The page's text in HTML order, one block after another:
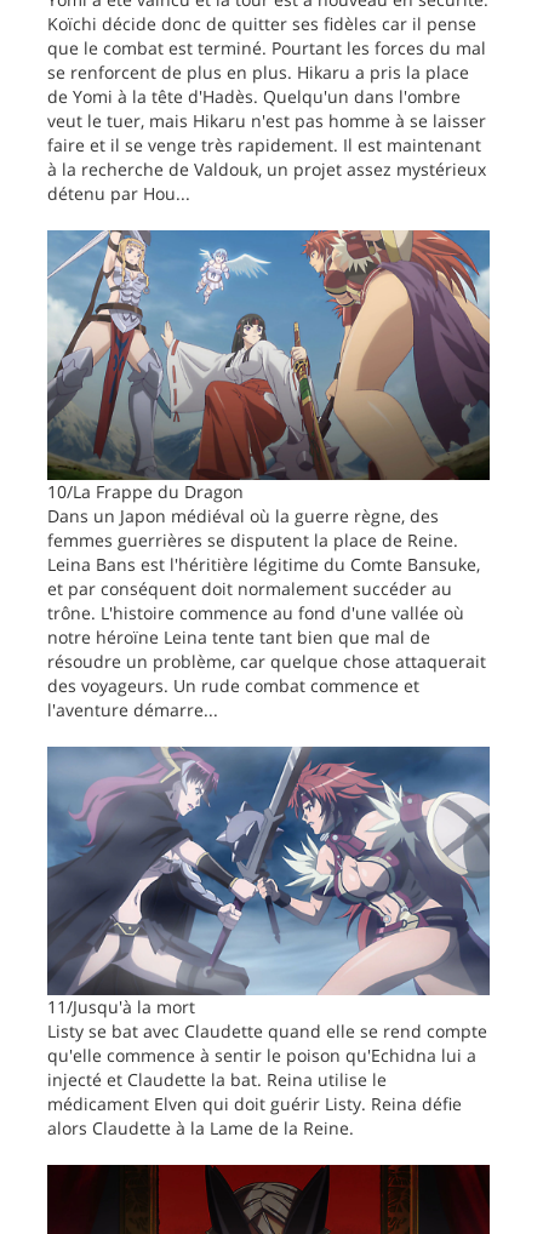
Koïchi décide donc de quitter ses fidèles car il pense
que le combat est terminé. Pourtant les forces du mal
se renforcent de plus en plus. Hikaru a pris la place
de Yomi à la tête d'Hadès. Quelqu'un dans l'ombre
veut le tuer, mais Hikaru n'est pas homme à se laisser
faire et il se venge très rapidement. Il est maintenant
à la recherche de Valdouk, un projet assez mystérieux
détenu par Hou...
10/La Frappe du Dragon
Dans un Japon médiéval où la guerre règne, des
femmes guerrières se disputent la place de Reine.
Leina Bans est l'héritière légitime du Comte Bansuke,
et par conséquent doit normalement succéder au
trône. L'histoire commence au fond d'une vallée où
notre héroïne Leina tente tant bien que mal de
résoudre un problème, car quelque chose attaquerait
des voyageurs. Un rude combat commence et
l'aventure démarre...
11/Jusqu'à la mort
Listy se bat avec Claudette quand elle se rend compte
qu'elle commence à sentir le poison qu'Echidna lui a
injecté et Claudette la bat. Reina utilise le
médicament Elven qui doit guérir Listy. Reina défie
alors Claudette à la Lame de la Reine.